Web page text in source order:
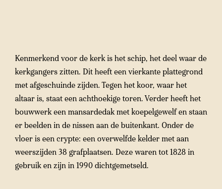
Kenmerkend voor de kerk is het schip, het deel waar de
kerkgangers zitten. Dit heeft een vierkante plattegrond
met afgeschuinde zijden. Tegen het koor, waar het
altaar is, staat een achthoekige toren. Verder heeft het
bouwwerk een mansardedak met koepelgewelf en staan
er beelden in de nissen aan de buitenkant. Onder de
vloer is een crypte: een overwelfde kelder met aan
weerszijden 38 grafplaatsen. Deze waren tot 1828 in
gebruik en zijn in 1990 dichtgemetseld.